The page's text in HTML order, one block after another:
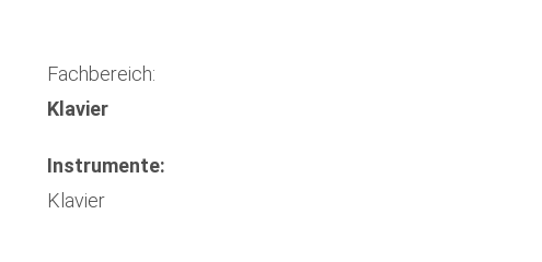
Fachbereich:
Klavier
Instrumente:
Klavier